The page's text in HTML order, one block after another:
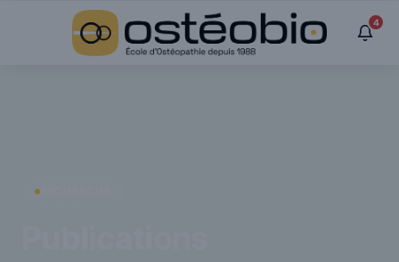
4
Panneau de gestion des cookies